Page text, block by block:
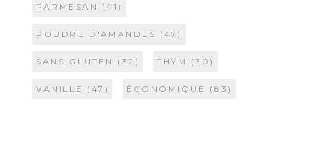
PARMESAN (41)
POUDRE D'AMANDES (47)
SANS GLUTEN (32) THYM (30)
VANILLE (47) ÉCONOMIQUE (83)